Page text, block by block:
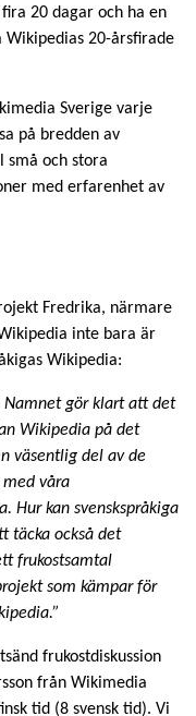
20 dagar och ha en
Wikipedias 20-årsfirade
Sverige varje
på bredden av
och stora
med erfarenhet av
Fredrika, närmare
inte bara är
Wikipedia:
Namnet gör klart att det
Wikipedia på det
väsentlig del av de
med våra
Hur kan svenskspråkiga
täcka också det
frukostsamtal
som kämpar för
frukostdiskussion
från Wikimedia
tid (8 svensk tid). Vi